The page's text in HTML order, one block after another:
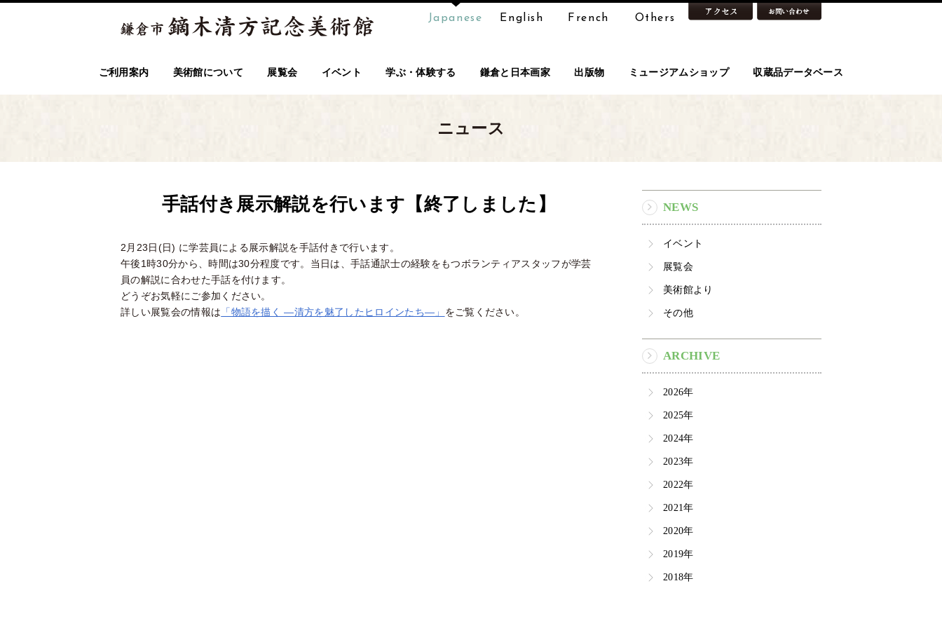
Japanese English French Others
ご利用案内 美術館について 展覧会 イベント 学ぶ・体験する 鎌倉と日本画家 出版物 ミュージアムショップ 収蔵品データベース
ニュース
手話付き展示解説を行います【終了しました】
2月23日(日) に学芸員による展示解説を手話付きで行います。
午後1時30分から、時間は30分程度です。当日は、手話通訳士の経験をもつボランティアスタッフが学芸
員の解説に合わせた手話を付けます。
どうぞお気軽にご参加ください。
詳しい展覧会の情報は 「物語を描く ―清方を魅了したヒロインたち―」 をご覧ください。
NEWS
イベント
展覧会
美術館より
その他
ARCHIVE
2026年
2025年
2024年
2023年
2022年
2021年
2020年
2019年
2018年